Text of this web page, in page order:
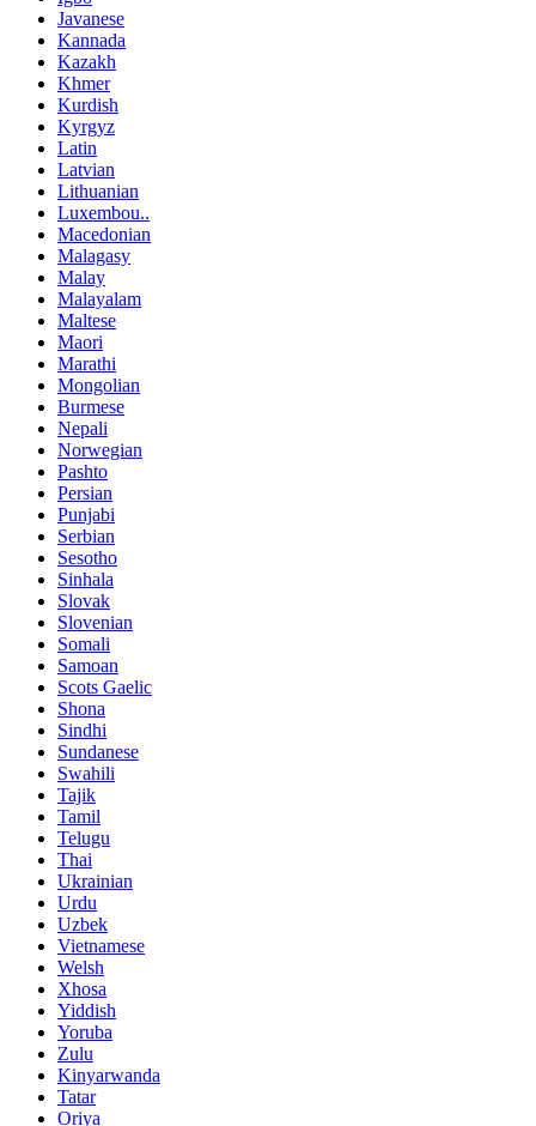
Javanese
Kannada
Kazakh
Khmer
Kurdish
Kyrgyz
Latin
Latvian
Lithuanian
Luxembou..
Macedonian
Malagasy
Malay
Malayalam
Maltese
Maori
Marathi
Mongolian
Burmese
Nepali
Norwegian
Pashto
Persian
Punjabi
Serbian
Sesotho
Sinhala
Slovak
Slovenian
Somali
Samoan
Scots Gaelic
Shona
Sindhi
Sundanese
Swahili
Tajik
Tamil
Telugu
Thai
Ukrainian
Urdu
Uzbek
Vietnamese
Welsh
Xhosa
Yiddish
Yoruba
Zulu
Kinyarwanda
Tatar
Oriya